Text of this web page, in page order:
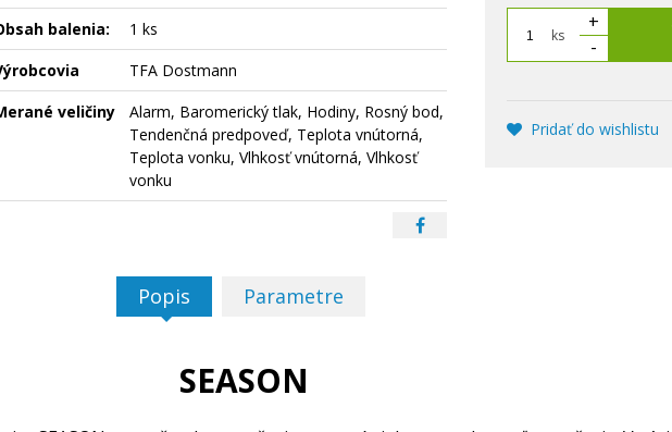
ks
+
-
Pridať do wishlistu
balenia:
1 ks
TFA Dostmann
veličiny
Alarm, Baromerický tlak, Hodiny, Rosný bod,
Tendenčná predpoveď, Teplota vnútorná,
Teplota vonku, Vlhkosť vnútorná, Vlhkosť
vonku
Popis Parametre
SEASON